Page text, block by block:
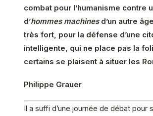
combat pour l’humanisme contre
d’hommes machinesd’un autre
très fort, pour la défense d’une
intelligente, qui ne place pas la
certains se plaisent à situer les
Philippe Grauer
Il a suffi d’une journée de débat pour